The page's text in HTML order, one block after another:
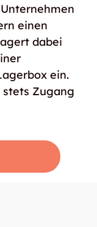
einen
dabei
ein.
Zugang